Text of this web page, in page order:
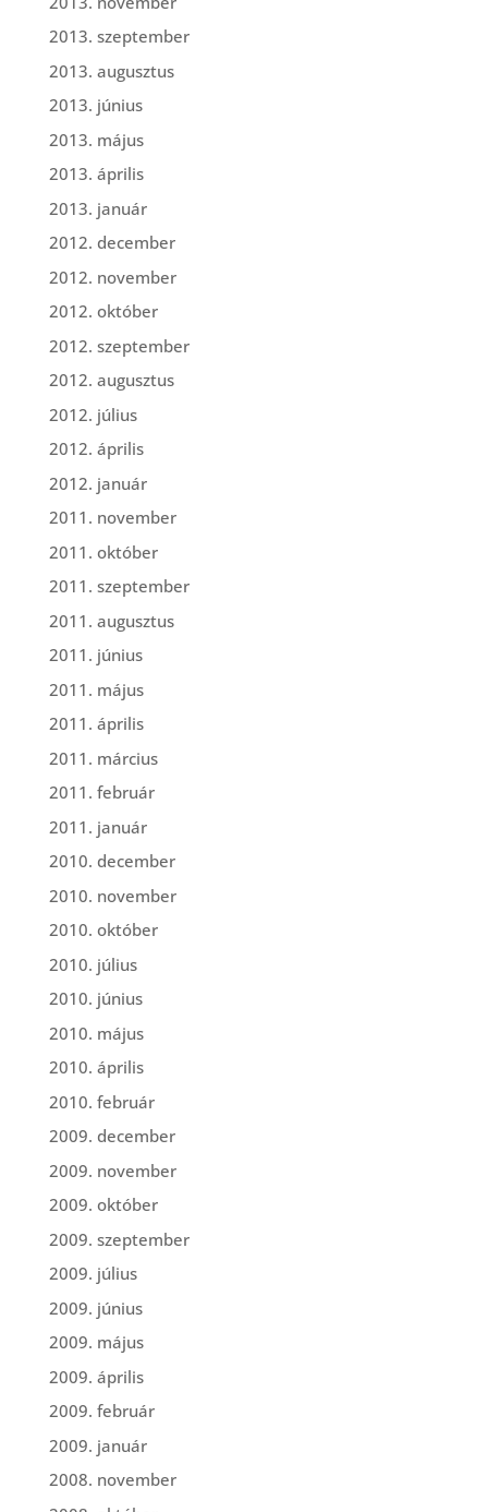
2013. szeptember
2013. augusztus
2013. június
2013. május
2013. április
2013. január
2012. december
2012. november
2012. október
2012. szeptember
2012. augusztus
2012. július
2012. április
2012. január
2011. november
2011. október
2011. szeptember
2011. augusztus
2011. június
2011. május
2011. április
2011. március
2011. február
2011. január
2010. december
2010. november
2010. október
2010. július
2010. június
2010. május
2010. április
2010. február
2009. december
2009. november
2009. október
2009. szeptember
2009. július
2009. június
2009. május
2009. április
2009. február
2009. január
2008. november